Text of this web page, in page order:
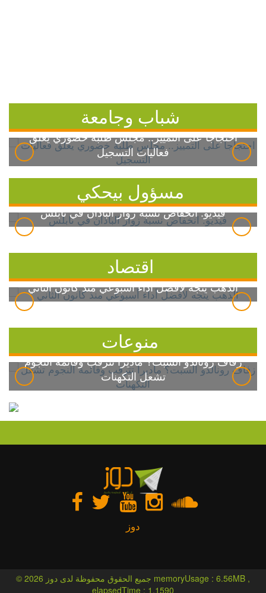
شباب وجامعة
احتجاجاً على التمييز.. مجلس طلبة خضوري يعلق
فعاليات التسجيل
مسؤول بيحكي
فيديو: انخفاض نسبة زوار الباذان في نابلس
اقتصاد
الذهب يتجه لأفضل أداء أسبوعي منذ كانون الثاني
منوعات
زفاف رونالدو السبت؟ ماديرا تترقب وقائمة النجوم
تشعل التكهنات
دوز
© 2026 جميع الحقوق محفوظة لدى دوز memoryUsage : 6.56MB ,
elapsedTime : 1.1590